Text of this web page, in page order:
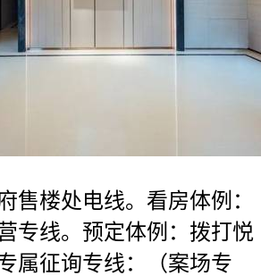
楼处电线。看房体例：
专线。预定体例：拨打悦
属征询专线：（案场专